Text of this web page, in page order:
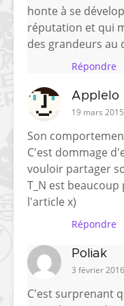
honte à se
réputation et qui
des grandeurs
Répondre
Applelo
19 mars
Son
C'est dommage
vouloir partager
T_N est
l'article x)
Répondre
Poliak
3 février
C'est surprenant